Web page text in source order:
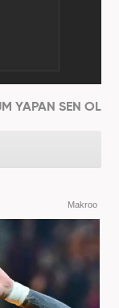
YAPAN SEN OL
Makroo